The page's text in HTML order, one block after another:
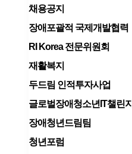
채용공지
장애포괄적 국제개발협력
RI Korea 전문위원회
재활복지
두드림 인적투자사업
글로벌장애청소년IT챌린지
장애청년드림팀
청년포럼